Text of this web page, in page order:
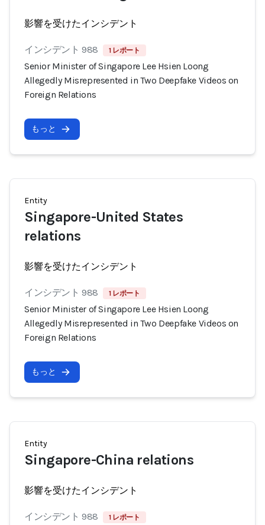
影響を受けたインシデント
インシデント 988 1 レポート
Senior Minister of Singapore Lee Hsien Loong
Allegedly Misrepresented in Two Deepfake Videos on
Foreign Relations
もっと
Entity
Singapore-United States
relations
影響を受けたインシデント
インシデント 988 1 レポート
Senior Minister of Singapore Lee Hsien Loong
Allegedly Misrepresented in Two Deepfake Videos on
Foreign Relations
もっと
Entity
Singapore-China relations
影響を受けたインシデント
インシデント 988 1 レポート